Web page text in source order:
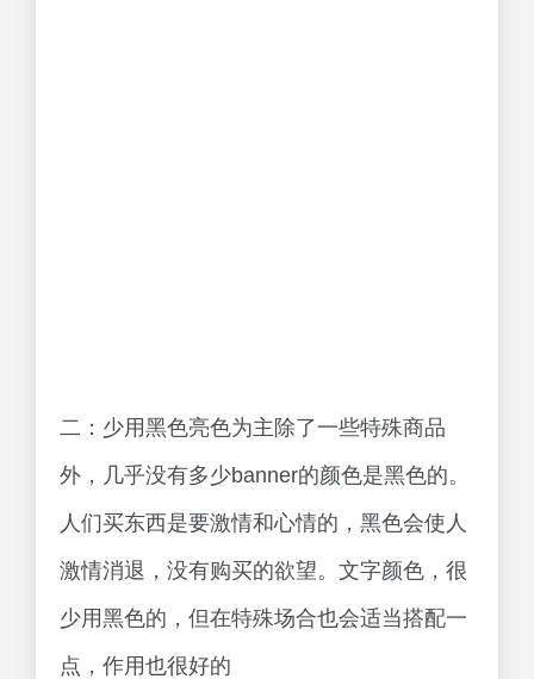
二：少用黑色亮色为主除了一些特殊商品
外，几乎没有多少banner的颜色是黑色的。
人们买东西是要激情和心情的，黑色会使人
激情消退，没有购买的欲望。文字颜色，很
少用黑色的，但在特殊场合也会适当搭配一
点，作用也很好的